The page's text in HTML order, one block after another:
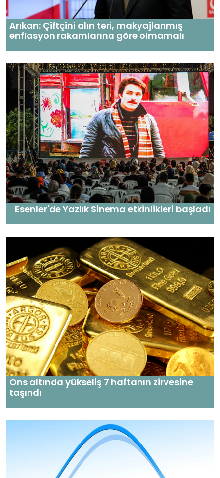
Arıkan: Çiftçini alın teri, makyajlanmış
enflasyon rakamlarına göre olmamalı
Esenler'de Yazlık Sinema etkinlikleri başladı
Ons altında yükseliş 7 haftanın zirvesine
taşındı